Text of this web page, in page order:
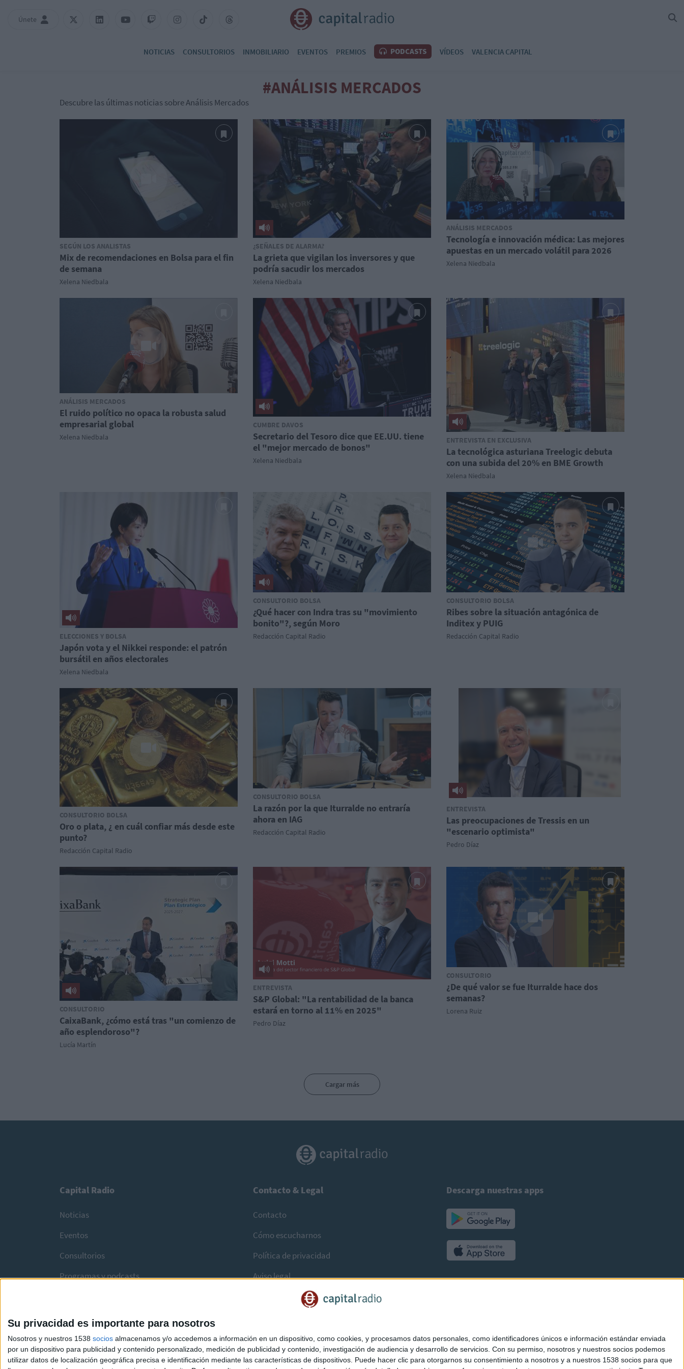
Su privacidad es importante para nosotros
Nosotros y nuestros 1538 socios almacenamos y/o accedemos a información en un dispositivo, como cookies, y procesamos datos personales, como identificadores únicos e información estándar enviada
por un dispositivo para publicidad y contenido personalizado, medición de publicidad y contenido, investigación de audiencia y desarrollo de servicios. Con su permiso, nosotros y nuestros socios podemos
utilizar datos de localización geográfica precisa e identificación mediante las características de dispositivos. Puede hacer clic para otorgarnos su consentimiento a nosotros y a nuestros 1538 socios para que
Únete
NOTICIAS CONSULTORIOS INMOBILIARIO EVENTOS PREMIOS PODCASTS VÍDEOS VALENCIA CAPITAL
#ANÁLISIS MERCADOS
Descubre las últimas noticias sobre Análisis Mercados
SEGÚN LOS ANALISTAS
Mix de recomendaciones en Bolsa para el fin
de semana
Xelena Niedbala
¿SEÑALES DE ALARMA?
La grieta que vigilan los inversores y que
podría sacudir los mercados
Xelena Niedbala
ANÁLISIS MERCADOS
Tecnología e innovación médica: Las mejores
apuestas en un mercado volátil para 2026
Xelena Niedbala
ANÁLISIS MERCADOS
El ruido político no opaca la robusta salud
empresarial global
Xelena Niedbala
CUMBRE DAVOS
Secretario del Tesoro dice que EE.UU. tiene
el "mejor mercado de bonos"
Xelena Niedbala
ENTREVISTA EN EXCLUSIVA
La tecnológica asturiana Treelogic debuta
con una subida del 20% en BME Growth
Xelena Niedbala
ELECCIONES Y BOLSA
Japón vota y el Nikkei responde: el patrón
bursátil en años electorales
Xelena Niedbala
CONSULTORIO BOLSA
¿Qué hacer con Indra tras su "movimiento
bonito"?, según Moro
Redacción Capital Radio
CONSULTORIO BOLSA
Ribes sobre la situación antagónica de
Inditex y PUIG
Redacción Capital Radio
CONSULTORIO BOLSA
Oro o plata, ¿ en cuál confiar más desde este
punto?
Redacción Capital Radio
CONSULTORIO BOLSA
La razón por la que Iturralde no entraría
ahora en IAG
Redacción Capital Radio
ENTREVISTA
Las preocupaciones de Tressis en un
"escenario optimista"
Pedro Díaz
CONSULTORIO
CaixaBank, ¿cómo está tras "un comienzo de
año esplendoroso"?
Lucía Martín
ENTREVISTA
S&P Global: "La rentabilidad de la banca
estará en torno al 11% en 2025"
Pedro Díaz
CONSULTORIO
¿De qué valor se fue Iturralde hace dos
semanas?
Lorena Ruiz
Cargar más
Capital Radio
Noticias
Eventos
Consultorios
Programas y podcasts
Contacto & Legal
Contacto
Cómo escucharnos
Política de privacidad
Aviso legal
Descarga nuestras apps